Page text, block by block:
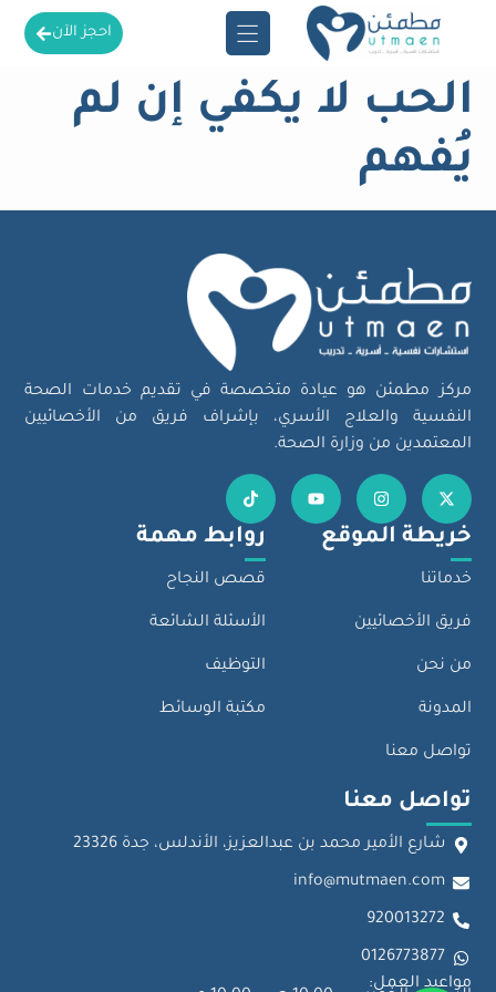
احجز الآن
الحب لا يكفي إن لم
يُفهم
مركز مطمئن هو عيادة متخصصة في تقديم خدمات الصحة
النفسية والعلاج الأسري، بإشراف فريق من الأخصائيين
المعتمدين من وزارة الصحة.
خريطة الموقع
خدماتنا
فريق الأخصائيين
من نحن
المدونة
تواصل معنا
روابط مهمة
قصص النجاح
الأسئلة الشائعة
التوظيف
مكتبة الوسائط
تواصل معنا
شارع الأمير محمد بن عبدالعزيز، الأندلس، جدة 23326
info@mutmaen.com
920013272
0126773877
مواعيد العمل: